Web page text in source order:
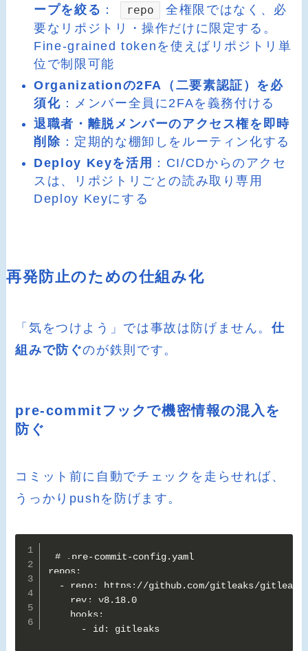
ープを絞る ： repo
全権限ではなく、必
要なリポジトリ・操作だけに限定する。
Fine-grained tokenを使えばリポジトリ単
位で制限可能
Organizationの2FA（二要素認証）を必
須化 ：メンバー全員に2FAを義務付ける
退職者・離脱メンバーのアクセス権を即時
削除 ：定期的な棚卸しをルーティン化する
Deploy Keyを活用 ：CI/CDからのアクセ
スは、リポジトリごとの読み取り専用
Deploy Keyにする
再発防止のための仕組み化
「気をつけよう」では事故は防げません。仕
組みで防ぐのが鉄則です。
pre-commitフックで機密情報の混入を
防ぐ
コミット前に自動でチェックを走らせれば、
うっかりpushを防げます。
# .pre-commit-config.yaml
repos:
  - repo: https://github.com/gitleaks/gitleaks
    rev: v8.18.0
    hooks:
      - id: gitleaks